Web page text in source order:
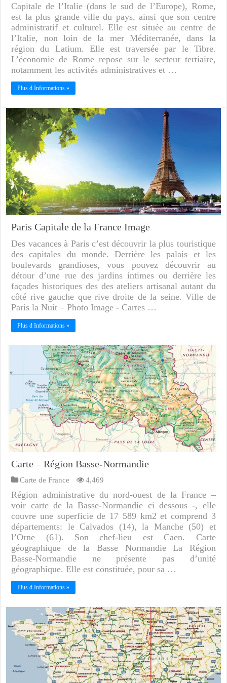
Capitale de l’Italie (dans le sud de l’Europe), Rome,
est la plus grande ville du pays, ainsi que son centre
administratif et culturel. Elle est située au centre de
l’Italie, non loin de la mer Méditerranée, dans la
région du Latium. Elle est traversée par le Tibre.
L’économie de Rome repose sur le secteur tertiaire,
notamment les activités administratives et …
Plus d Informations »
Paris Capitale de la France Image
Des vacances à Paris c’est découvrir la plus touristique
des capitales du monde. Derrière les palais et les
boulevards grandioses, vous pouvez découvrir au
détour d’une rue des jardins intimes ou derrière les
façades historiques des des ateliers artisanal autant du
côté rive gauche que rive droite de la seine. Ville de
Paris la Nuit – Photo Image - Cartes …
Plus d Informations »
Carte – Région Basse-Normandie
Carte de France 4,469
Région administrative du nord-ouest de la France –
voir carte de la Basse-Normandie ci dessous -, elle
couvre une superficie de 17 589 km2 et comprend 3
départements: le Calvados (14), la Manche (50) et
l’Orne (61). Son chef-lieu est Caen. Carte
géographique de la Basse Normandie La Région
Basse-Normandie ne présente pas d’unité
géographique. Elle est constituée, pour sa …
Plus d Informations »